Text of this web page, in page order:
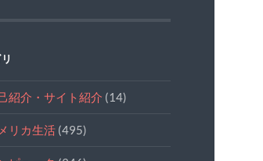
紹介・サイト紹介 (14)
リカ生活(495)